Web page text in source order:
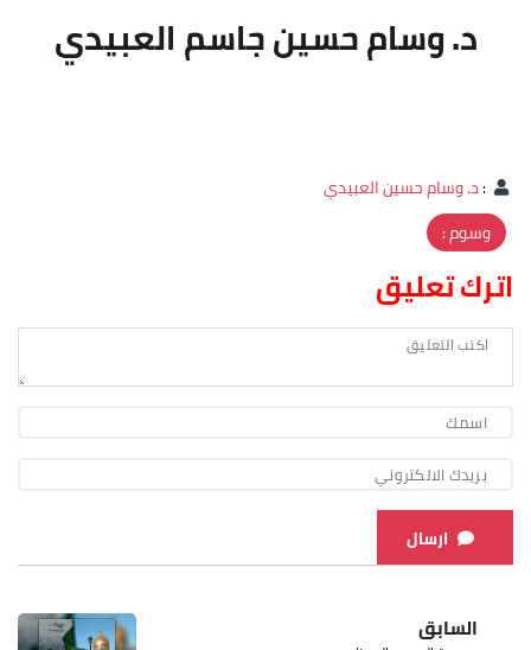
د. وسام حسين جاسم العبيدي
:د. وسام حسين العبيدي
وسوم :
اترك تعليق
ارسال
السابق